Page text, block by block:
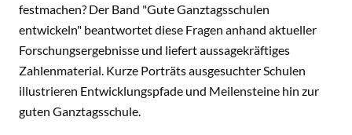
festmachen? Der Band "Gute Ganztagsschulen
entwickeln" beantwortet diese Fragen anhand aktueller
Forschungsergebnisse und liefert aussagekräftiges
Zahlenmaterial. Kurze Porträts ausgesuchter Schulen
illustrieren Entwicklungspfade und Meilensteine hin zur
guten Ganztagsschule.